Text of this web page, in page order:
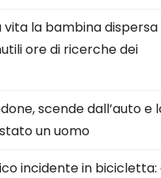
vita la bambina dispersa
ore di ricerche dei
scende dall’auto e
un uomo
incidente in bicicletta: